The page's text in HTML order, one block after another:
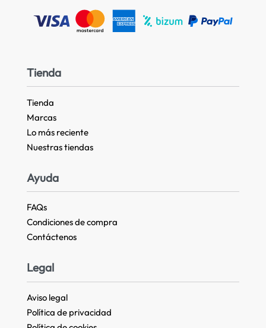
Tienda
Tienda
Marcas
Lo más reciente​
Nuestras tiendas​
Ayuda
FAQs
Condiciones de compra
Contáctenos
Legal
Aviso legal
Política de privacidad